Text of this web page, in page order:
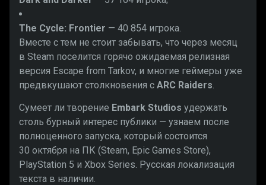
The Cycle: Frontier — 40 854 игрока.
Вместе с тем не стоит забывать, что через месяц
в Steam поселится горячо ожидаемая релизная
версия Escape from Tarkov, и многие геймеры уже
предвкушают столкновения с ARC Raiders
Сумеет ли творение Embark Studios удержать
столь бурный интерес публики — узнаем после
полноценного запуска, который состоится
30 октября на ПК (Steam, Epic Games Store),
PlayStation 5 и Xbox Series. Русская локализация
текста в наличии.